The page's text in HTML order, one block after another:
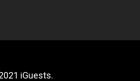
iGuests.